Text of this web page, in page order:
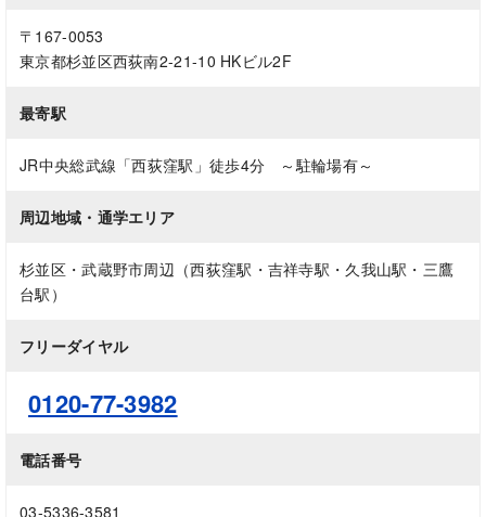
〒167-0053
東京都杉並区西荻南2-21-10 HKビル2F
最寄駅
JR中央総武線「西荻窪駅」徒歩4分 ～駐輪場有～
周辺地域・通学エリア
杉並区・武蔵野市周辺（西荻窪駅・吉祥寺駅・久我山駅・三鷹
台駅）
フリーダイヤル
0120-77-3982
電話番号
03-5336-3581